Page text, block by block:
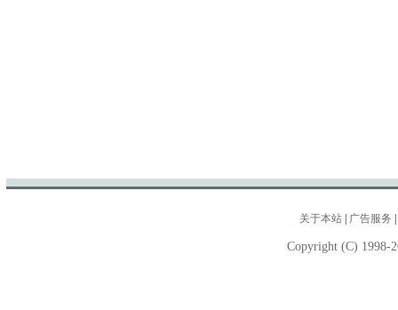
关于本站 广告服务
Copyright (C) 1998-